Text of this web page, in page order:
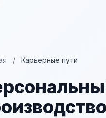
/ Карьерные пути